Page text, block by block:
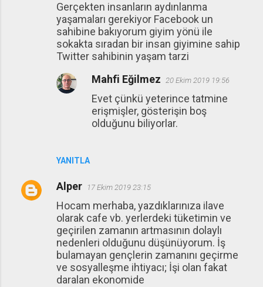
Gerçekten insanların aydınlanma
yaşamaları gerekiyor Facebook un
sahibine bakıyorum giyim yönü ile
sokakta sıradan bir insan giyimine sahip
Twitter sahibinin yaşam tarzi
YANITLA
Mahfi Eğilmez 20 Ekim 2019 19:56
Evet çünkü yeterince tatmine
erişmişler, gösterişin boş
olduğunu biliyorlar.
Alper 17 Ekim 2019 23:15
Hocam merhaba, yazdıklarınıza ilave
olarak cafe vb. yerlerdeki tüketimin ve
geçirilen zamanın artmasının dolaylı
nedenleri olduğunu düşünüyorum. İş
bulamayan gençlerin zamanını geçirme
ve sosyalleşme ihtiyacı; İşi olan fakat
daralan ekonomide